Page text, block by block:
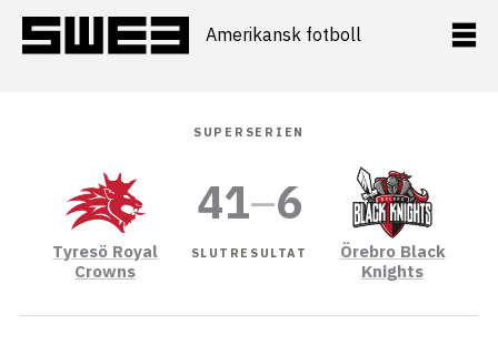
innehåll
Amerikansk fotboll
SUPERSERIEN
Tyresö Royal
Crowns
41–6
SLUTRESULTAT
Örebro Black
Knights